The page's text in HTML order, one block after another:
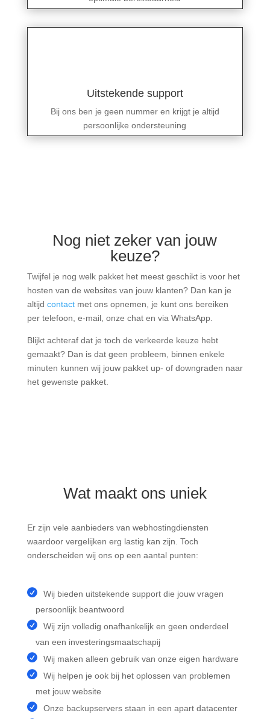
Uitstekende support
Bij ons ben je geen nummer en krijgt je altijd
persoonlijke ondersteuning
Nog niet zeker van jouw
keuze?
Twijfel je nog welk pakket het meest geschikt is voor het
hosten van de websites van jouw klanten? Dan kan je
altijd contactmet ons opnemen, je kunt ons bereiken
per telefoon, e-mail, onze chat en via WhatsApp.
Blijkt achteraf dat je toch de verkeerde keuze hebt
gemaakt? Dan is dat geen probleem, binnen enkele
minuten kunnen wij jouw pakket up- of downgraden naar
het gewenste pakket.
Wat maakt ons uniek
Er zijn vele aanbieders van webhostingdiensten
waardoor vergelijken erg lastig kan zijn. Toch
onderscheiden wij ons op een aantal punten:
Wij bieden uitstekende support die jouw vragen
persoonlijk beantwoord
Wij zijn volledig onafhankelijk en geen onderdeel
van een investeringsmaatschapij
Wij maken alleen gebruik van onze eigen hardware
Wij helpen je ook bij het oplossen van problemen
met jouw website
Onze backupservers staan in een apart datacenter